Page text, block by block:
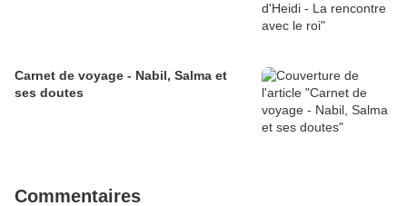
Carnet de voyage - Nabil, Salma et
ses doutes
Commentaires